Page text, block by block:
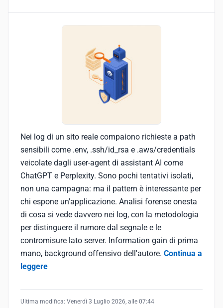
Nei log di un sito reale compaiono richieste a path
sensibili come .env, .ssh/id_rsa e .aws/credentials
veicolate dagli user-agent di assistant AI come
ChatGPT e Perplexity. Sono pochi tentativi isolati,
non una campagna: ma il pattern è interessante per
chi espone un'applicazione. Analisi forense onesta
di cosa si vede davvero nei log, con la metodologia
per distinguere il rumore dal segnale e le
contromisure lato server. Information gain di prima
mano, background offensivo dell'autore. Continua a
leggere
Ultima modifica: Venerdì 3 Luglio 2026, alle 07:44